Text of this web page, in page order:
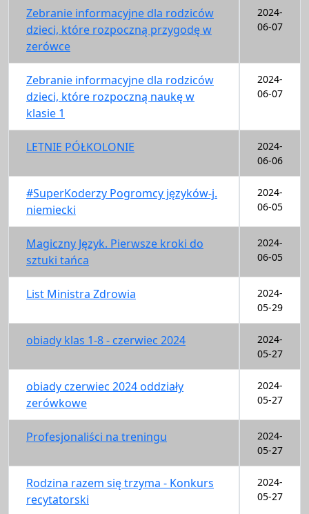
Zebranie informacyjne dla rodziców
dzieci, które rozpoczną przygodę w
zerówce
2024-
06-07
Zebranie informacyjne dla rodziców
dzieci, które rozpoczną naukę w
klasie 1
2024-
06-07
LETNIE PÓŁKOLONIE
2024-
06-06
#SuperKoderzy Pogromcy języków-j.
niemiecki
2024-
06-05
Magiczny Język. Pierwsze kroki do
sztuki tańca
2024-
06-05
List Ministra Zdrowia
2024-
05-29
obiady klas 1-8 - czerwiec 2024
2024-
05-27
obiady czerwiec 2024 oddziały
zerówkowe
2024-
05-27
Profesjonaliści na treningu
2024-
05-27
Rodzina razem się trzyma - Konkurs
recytatorski
2024-
05-27